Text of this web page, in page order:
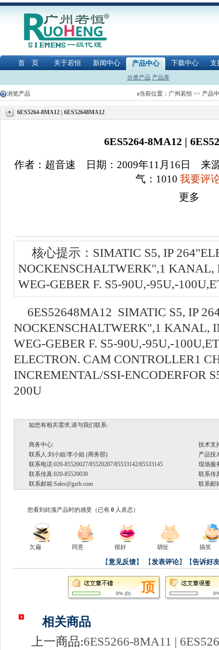
首 页 关于若恒 新闻中心 产品中心 下载中心 支
分类产品 产品库
浏览产品 当前位置： 广州若恒 >> 产品
6ES5264-8MA12 | 6ES52648MA12
6ES5264-8MA12 |
作者：超音速 日期：2009年11月16日
气： 1010 我要评
更多
核心提示：SIMATIC S5, IP
NOCKENSCHALTWERK",1 KANAL,
WEG-GEBER F. S5-90U,-95U,-
6ES52648MA12 SIMATIC S5, IP
NOCKENSCHALTWERK",1 KANAL,
WEG-GEBER F. S5-90U,-95U,-
ELECTRON. CAM CONTROLLER1
INCREMENTAL/SSI-ENCODERFOR
200U
如您有相关需求,请与我们联系:
商务中心:
技术支
联系人:刘小姐/李小姐 (商务部)
产品技
联系电话:020-85520027/85520287/85533142/85533145
现场服
联系传真:020-85520030
联系传
联系邮箱:Sales@gzrh.com 联系邮
您看到此项产品时的感受 （已有 0 人表态）
欠扁 同意 很好 胡扯 搞笑
【意见反馈】 【发表评论】【告诉好
0% (0)
相关商品
上一商品:6ES5266-8MA11 |